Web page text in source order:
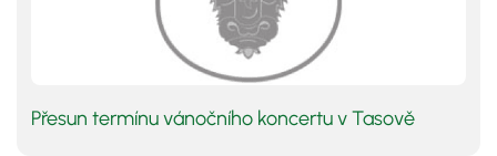
Přesun termínu vánočního koncertu v Tasově